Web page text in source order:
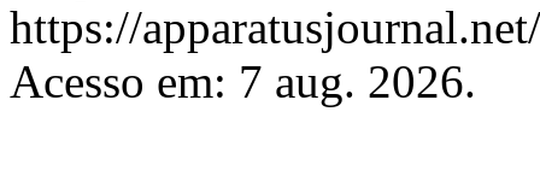
https://
Acesso em: 7 aug. 2026.